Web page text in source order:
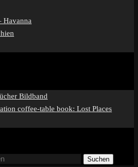
Havanna
Bildband
coffee-table book: Lost Places
Suchen